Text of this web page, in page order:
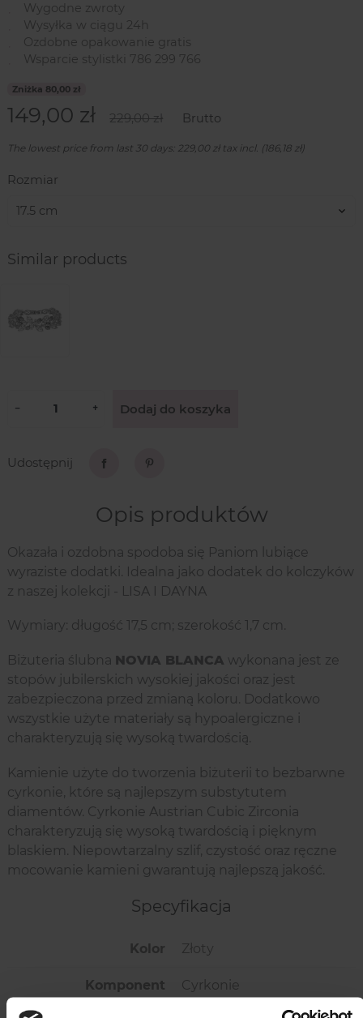
Wygodne zwroty
Wysyłka w ciągu 24h
Ozdobne opakowanie gratis
Wsparcie stylistki 786 299 766
Zniżka 80,00 zł
149,00 zł 229,00 zł Brutto
The lowest price from last 30 days: 229,00 zł tax incl. (186,18 zł)
Rozmiar
Similar products
− + Dodaj do koszyka
Udostępnij
Opis produktów
Okazała i ozdobna spodoba się Paniom lubiące
wyraziste dodatki. Idealna jako dodatek do kolczyków
z naszej kolekcji - LISA I DAYNA
Wymiary: długość 17,5 cm; szerokość 1,7 cm.
Biżuteria ślubna NOVIA BLANCA wykonana jest ze
stopów jubilerskich wysokiej jakości oraz jest
zabezpieczona przed zmianą koloru. Dodatkowo
wszystkie użyte materiały są hypoalergiczne i
charakteryzują się wysoką twardością.
Kamienie użyte do tworzenia biżuterii to bezbarwne
cyrkonie, które są najlepszym substytutem
diamentów. Cyrkonie Austrian Cubic Zirconia
charakteryzują się wysoką twardością i pięknym
blaskiem. Niepowtarzalny szlif, czystość oraz ręczne
mocowanie kamieni gwarantują najlepszą jakość.
Specyfikacja
Kolor Złoty
Komponent Cyrkonie